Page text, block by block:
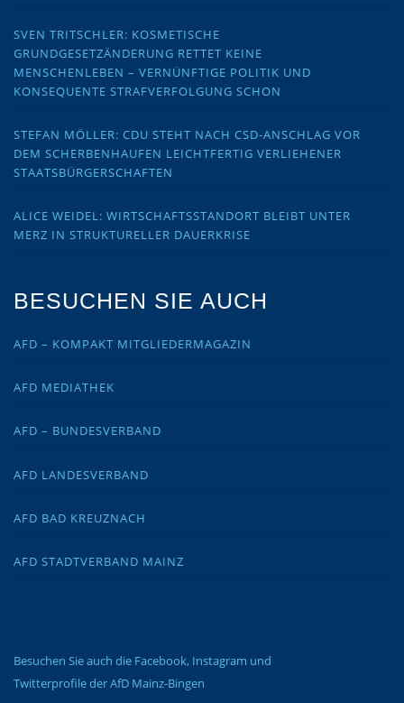
SVEN TRITSCHLER: KOSMETISCHE
GRUNDGESETZÄNDERUNG RETTET KEINE
MENSCHENLEBEN – VERNÜNFTIGE POLITIK UND
KONSEQUENTE STRAFVERFOLGUNG SCHON
STEFAN MÖLLER: CDU STEHT NACH CSD-ANSCHLAG VOR
DEM SCHERBENHAUFEN LEICHTFERTIG VERLIEHENER
STAATSBÜRGERSCHAFTEN
ALICE WEIDEL: WIRTSCHAFTSSTANDORT BLEIBT UNTER
MERZ IN STRUKTURELLER DAUERKRISE
BESUCHEN SIE AUCH
AFD – KOMPAKT MITGLIEDERMAGAZIN
AFD MEDIATHEK
AFD – BUNDESVERBAND
AFD LANDESVERBAND
AFD BAD KREUZNACH
AFD STADTVERBAND MAINZ
Besuchen Sie auch die Facebook, Instagram und
Twitterprofile der AfD Mainz-Bingen